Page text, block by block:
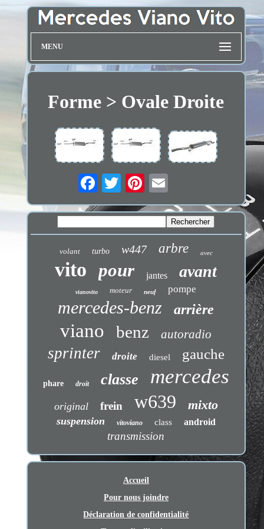
MENU
Forme > Ovale Droite
volant turbo w447 arbre avec
vito pour jantes avant
vianovito moteur neuf pompe
mercedes-benz arrière
viano benz autoradio
sprinter droite diesel gauche
phare droit classe mercedes
original frein w639 mixto
suspension vitoviano class android
transmission
Accueil
Pour nous joindre
Déclaration de confidentialité